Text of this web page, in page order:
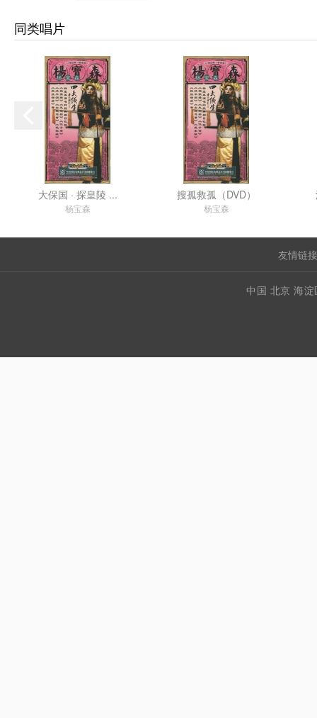
同类唱片
大保国 · 探皇陵 ...
杨宝森
搜孤救孤（DVD）
杨宝森
友情链
中国 北京 海